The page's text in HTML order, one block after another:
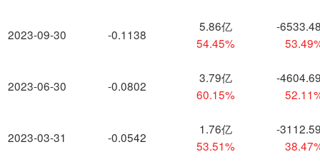
2023-09-30
2023-06-30
2023-03-31
-0.1138
5.86亿
54.45%
-
-0.0802
3.79亿
60.15%
-
-0.0542
1.76亿
53.51%
-